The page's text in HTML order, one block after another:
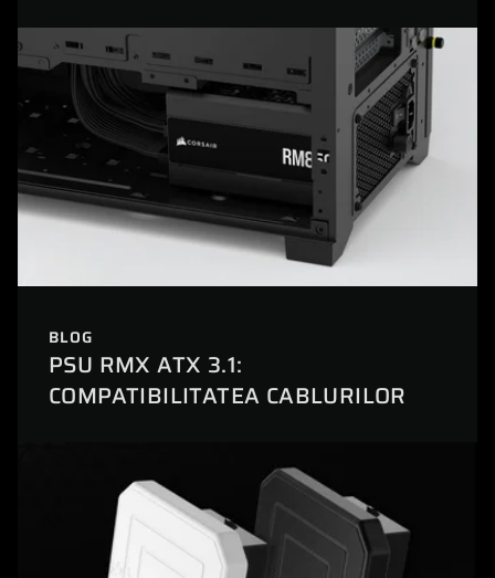
BLOG
PSU RMX ATX 3.1:
COMPATIBILITATEA CABLURILOR